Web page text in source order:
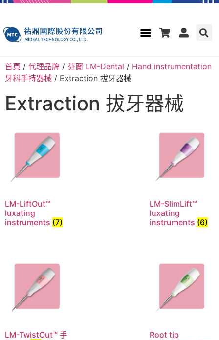
首頁 / 代理品牌 / 芬蘭 LM-Dental / Hand instrumentation
牙科手持器械 / Extraction 拔牙器械
Extraction 拔牙器械
LM-LiftOut™
luxating
instruments (7)
LM-SlimLift™
luxating
instruments (6)
LM-TwistOut™ 手
Root tip